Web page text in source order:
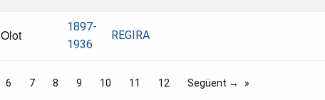
Olot
1897-
1936
REGIRA
6 7 8 9 10 11 12 Següent →